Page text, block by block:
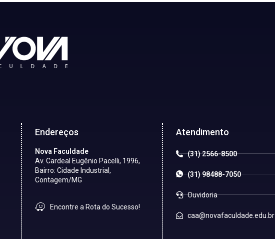
Endereços
Nova Faculdade
Av. Cardeal Eugênio Pacelli, 1996,
Bairro: Cidade Industrial,
Contagem/MG
Encontre a Rota do Sucesso!
Atendimento
(31) 2566-8500
(31) 98488-7050
Ouvidoria
caa@novafaculdade.edu.br